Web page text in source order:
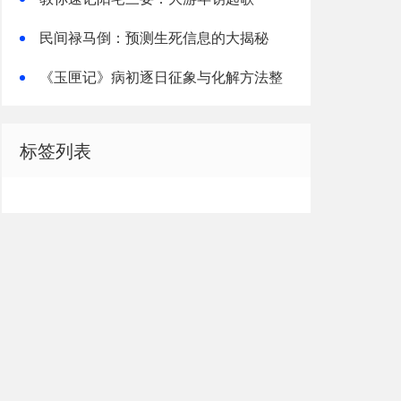
民间禄马倒：预测生死信息的大揭秘
《玉匣记》病初逐日征象与化解方法整
标签列表